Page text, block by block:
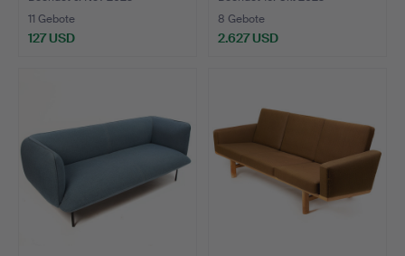
11 Gebote
127 USD
8 Gebote
2.627 USD